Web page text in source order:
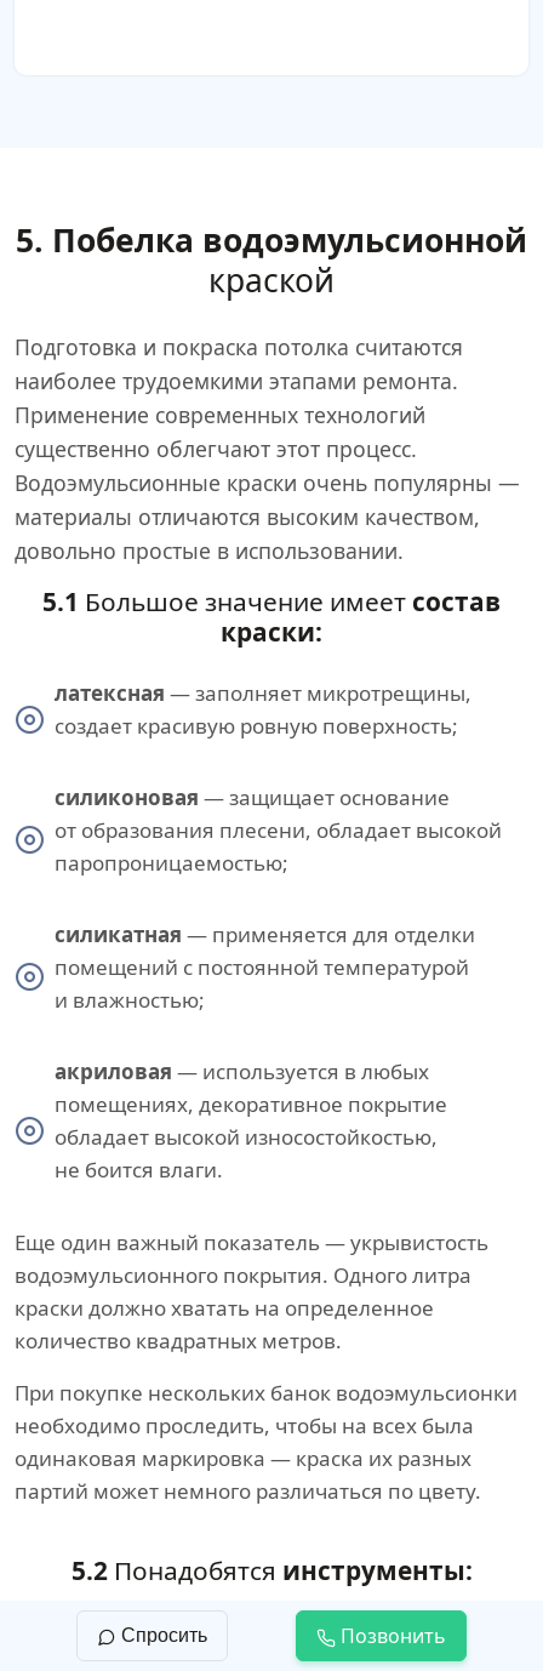
5. Побелка водоэмульсионной
краской
Подготовка и покраска потолка считаются
наиболее трудоемкими этапами ремонта.
Применение современных технологий
существенно облегчают этот процесс.
Водоэмульсионные краски очень популярны —
материалы отличаются высоким качеством,
довольно простые в использовании.
5.1 Большое значение имеет состав
краски:
латексная — заполняет микротрещины,
создает красивую ровную поверхность;
силиконовая — защищает основание
от образования плесени, обладает высокой
паропроницаемостью;
силикатная — применяется для отделки
помещений с постоянной температурой
и влажностью;
акриловая — используется в любых
помещениях, декоративное покрытие
обладает высокой износостойкостью,
не боится влаги.
Еще один важный показатель — укрывистость
водоэмульсионного покрытия. Одного литра
краски должно хватать на определенное
количество квадратных метров.
При покупке нескольких банок водоэмульсионки
необходимо проследить, чтобы на всех была
одинаковая маркировка — краска их разных
партий может немного различаться по цвету.
5.2Понадобятся инструменты:
широкий шпатель;
Спросить Позвонить